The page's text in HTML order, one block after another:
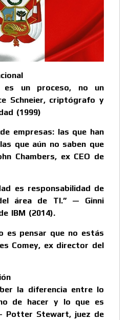
es un proceso, no un
Schneier, criptógrafo y
(1999)
empresas: las que han
que aún no saben que
Chambers, ex CEO de
es responsabilidad de
área de TI.” — Ginni
IBM (2014).
es pensar que no estás
Comey, ex director del
la diferencia entre lo
de hacer y lo que es
Potter Stewart, juez de